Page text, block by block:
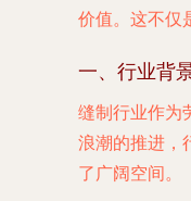
价值。这不仅
一、行业背
缝制行业作为
浪潮的推进，
了广阔空间。